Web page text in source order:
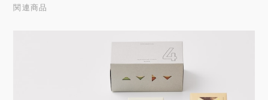
関連商品